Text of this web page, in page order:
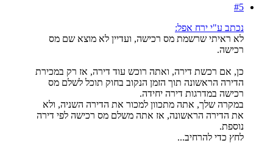
#5
נכתב ע"י ירח אפל:
לא ראיתי שרשמת מס רכישה, ועדיין לא מוצא שם מס
רכישה.
כן, אם רכשת דירה, ואתה רוכש עוד דירה, אז רק במכירת
הדירה הראשונה תוך הזמן הנקוב בחוק תוכל לשלם מס
רכישה במדרגות דירה יחידה.
במקרה שלך, אתה מתכוון למכור את הדירה השניה, ולא
את הדירה הראשונה, אז אתה משלם מס רכישה לפי דירה
נוספת.
לחץ כדי להרחיב...